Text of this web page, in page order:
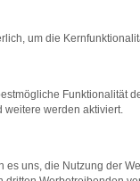
die in den
1925 in der
das unsrige
um die
Funktionalität
weitere werden aktiviert.
es uns, die Nutzung der